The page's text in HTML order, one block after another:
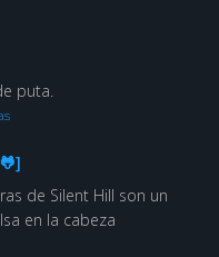
puta.
de Silent Hill son un
en la cabeza